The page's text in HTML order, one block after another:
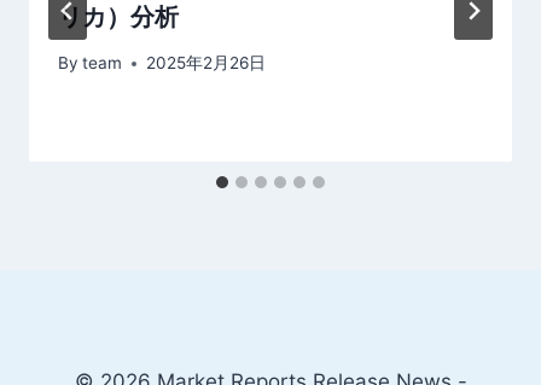
リカ）分析
By team 2025年2月26日